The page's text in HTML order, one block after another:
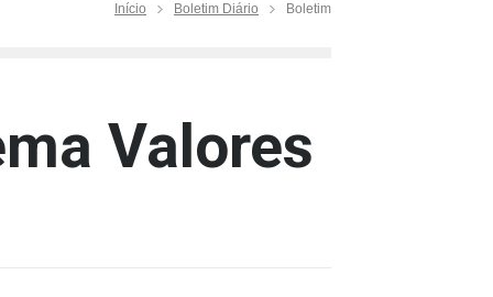
Início Boletim Diário Boletim
Valores